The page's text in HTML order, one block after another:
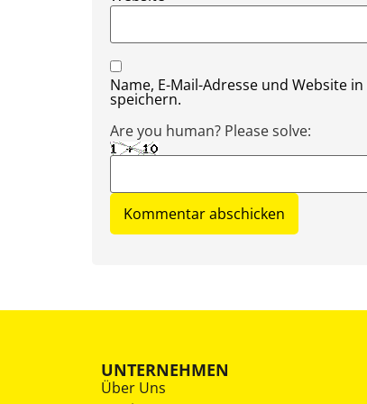
Name, E-Mail-Adresse und Website
speichern.
Are you human? Please solve:
UNTERNEHMEN
Über Uns